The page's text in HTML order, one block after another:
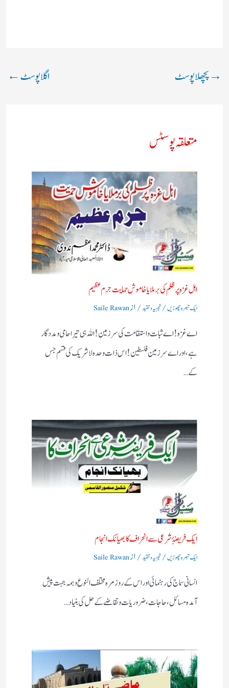
→پچھلا پوسٹ اگلا پوسٹ←
متعلقہ پوسٹس
اہل غزہ پر ظلم کی برملا یا خاموش حمایت جرم عظیم
ایک تبصرہ چھوڑیں/تجزیہ و تنقید/ ازSaile Rawan
اے غزہ! اے ثبات واستقامت کی سرزمین! اللہ ہی تیرا حامی ومددگار
ہے، اور اے سرزمین فلسطین! اس ذات وحدہ لاشریک کی قسم جس
کے…
ایک فریضۂِ شرعی سے انحراف کا بھیانک انجام
ایک تبصرہ چھوڑیں/تجزیہ و تنقید/ ازSaile Rawan
انسانی سماج کی رہنمائی اور اس کے روز مرہ مختلف النوع وہمہ جہت پیش
آمدہ مسائل ، حاجات ، ضروریات وتقاضے کے حل کی بنیاد…